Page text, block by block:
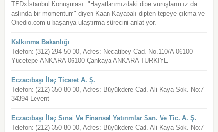
TEDxİstanbul Konuşması: "Hayatlarımızdaki dibe vuruşlarımız da
aslında bir momentum" diyen Kaan Kayabalı dipten tepeye çıkma ve
Onedio.com’u başarıya ulaştırma sürecini anlatıyor.
Kalkınma Bakanlığı
Telefon: (312) 294 50 00, Adres: Necatibey Cad. No.110/A 06100
Yücetepe-ANKARA 06100 Çankaya ANKARA TÜRKİYE
Eczacıbaşı İlaç Ticaret A. Ş.
Telefon: (212) 350 80 00, Adres: Büyükdere Cad. Ali Kaya Sok. No:7
34394 Levent
Eczacıbaşı İlaç Sınai Ve Finansal Yatırımlar San. Ve Tic. A. Ş.
Telefon: (212) 350 80 00, Adres: Büyükdere Cad. Ali Kaya Sok. No:7